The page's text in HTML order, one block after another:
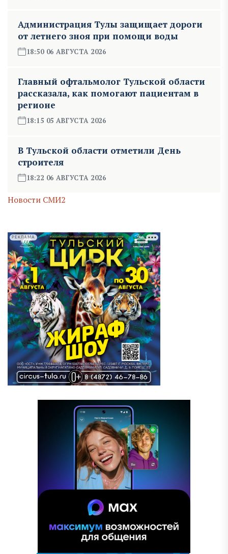
Администрация Тулы защищает дороги
от летнего зноя при помощи воды
18:50 06 АВГУСТА 2026
Главный офтальмолог Тульской области
рассказала, как помогают пациентам в
регионе
18:15 05 АВГУСТА 2026
В Тульской области отметили День
строителя
18:22 06 АВГУСТА 2026
Новости СМИ2
РЕКЛАМА